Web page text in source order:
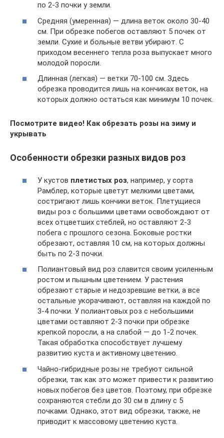
по 2-3 почки у земли.
Средняя (умеренная) — длина веток около 30-40
см. При обрезке побегов оставляют 5 почек от
земли. Сухие и больные ветви убирают. С
приходом весеннего тепла роза выпускает много
молодой поросли.
Длинная (легкая) — ветки 70-100 см. Здесь
обрезка проводится лишь на кончиках веток, на
которых должно остаться как минимум 10 почек.
Посмотрите видео! Как обрезать розы на зиму и
укрывать
Особенности обрезки разных видов роз
У кустов плетистых роз, например, у сорта
Рамблер, которые цветут мелкими цветами,
состригают лишь кончики веток. Плетущиеся
виды роз с большими цветами освобождают от
всех отцветших стеблей, но оставляют 2-3
побега с прошлого сезона. Боковые ростки
обрезают, оставляя 10 см, на которых должны
быть по 2-3 почки.
Полиантовый вид роз славится своим усиленным
ростом и пышным цветением. У растения
обрезают старые и недозревшие ветки, а все
остальные укорачивают, оставляя на каждой по
3-4 почки. У полиантовых роз с небольшими
цветами оставляют 2-3 почки при обрезке
крепкой поросли, а на слабой — до 1-2 почек.
Такая обработка способствует лучшему
развитию куста и активному цветению.
Чайно-гибридные розы не требуют сильной
обрезки, так как это может привести к развитию
новых побегов без цветов. Поэтому, при обрезке
сохраняются стебли до 30 см в длину с 5
почками. Однако, этот вид обрезки, также, не
приводит к массовому цветению куста.